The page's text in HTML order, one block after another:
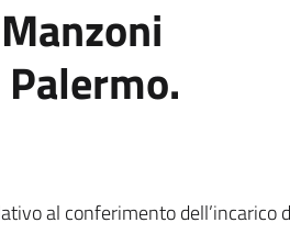
al conferimento dell’incarico